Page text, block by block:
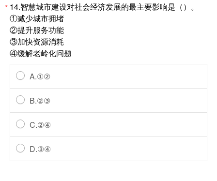
* 14.智慧城市建设对社会经济发展的最主要影响是（）。
①减少城市拥堵
②提升服务功能
③加快资源消耗
④缓解老岭化问题
A.①②
B.②③
C.②④
D.③④